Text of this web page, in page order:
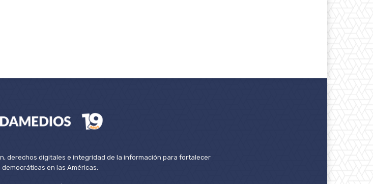
derechos digitales e integridad de la información para fortalecer
en las Américas.